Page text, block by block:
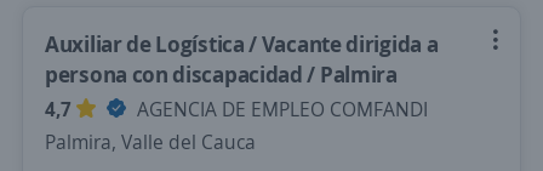
Auxiliar de Logística / Vacante dirigida a
persona con discapacidad / Palmira
4,7
AGENCIA DE EMPLEO COMFANDI
Palmira, Valle del Cauca